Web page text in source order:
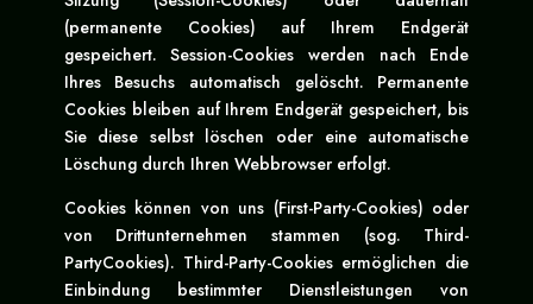
(permanente Cookies) auf Ihrem Endgerät
gespeichert. Session-Cookies werden nach Ende
Ihres Besuchs automatisch gelöscht. Permanente
Cookies bleiben auf Ihrem Endgerät gespeichert, bis
Sie diese selbst löschen oder eine automatische
Löschung durch Ihren Webbrowser erfolgt.
Cookies können von uns (First-Party-Cookies) oder
von Drittunternehmen stammen (sog. Third-
PartyCookies). Third-Party-Cookies ermöglichen die
Einbindung bestimmter Dienstleistungen von